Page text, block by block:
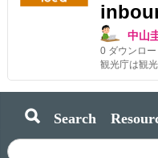
中山
0 ダウンロ
Search